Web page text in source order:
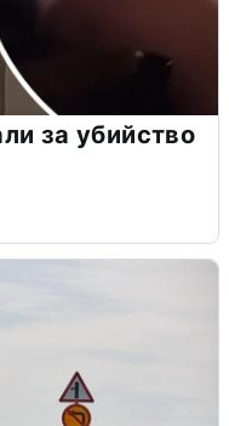
за убийство